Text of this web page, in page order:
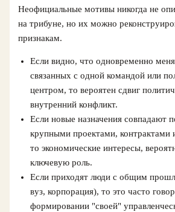
Неофициальные мотивы никогда не
на трибуне, но их можно
признакам.
Если видно, что одновременно
связанных с одной командой или
центром, то вероятен сдвиг
внутренний конфликт.
Если новые назначения совпадают
крупными проектами, контрактами
то экономические интересы,
ключевую роль.
Если приходят люди с общим
вуз, корпорация), то это часто
формировании "своей"